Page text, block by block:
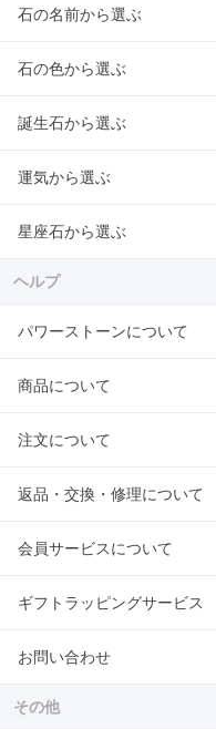
石の名前から選ぶ
石の色から選ぶ
誕生石から選ぶ
運気から選ぶ
星座石から選ぶ
ヘルプ
パワーストーンについて
商品について
注文について
返品・交換・修理について
会員サービスについて
ギフトラッピングサービス
お問い合わせ
その他